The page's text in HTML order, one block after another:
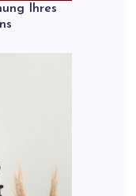
Ihres